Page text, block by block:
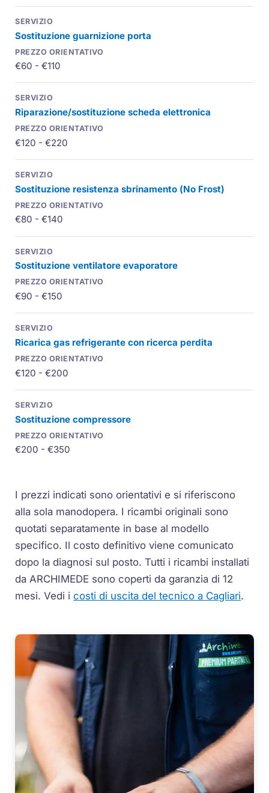
Sostituzione guarnizione porta
€60 - €110
Riparazione/sostituzione scheda elettronica
€120 - €220
Sostituzione resistenza sbrinamento (No Frost)
€80 - €140
Sostituzione ventilatore evaporatore
€90 - €150
Ricarica gas refrigerante con ricerca perdita
€120 - €200
Sostituzione compressore
€200 - €350
I prezzi indicati sono orientativi e si riferiscono
alla sola manodopera. I ricambi originali sono
quotati separatamente in base al modello
specifico. Il costo definitivo viene comunicato
dopo la diagnosi sul posto. Tutti i ricambi installati
da ARCHIMEDE sono coperti da garanzia di 12
mesi. Vedi icosti di uscita del tecnico a Cagliari.